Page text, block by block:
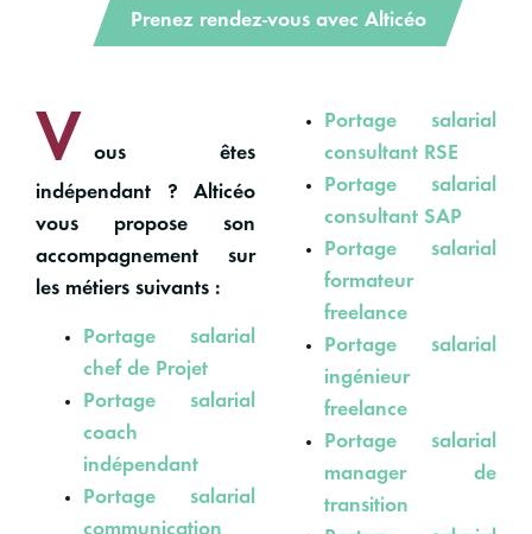
Prenez rendez-vous avec Alticéo
V
ous êtes
indépendant ? Alticéo
vous propose son
accompagnement sur
les métiers suivants :
Portage salarial
chef de Projet
Portage salarial
coach
indépendant
Portage salarial
Portage salarial
consultant RSE
Portage salarial
consultant SAP
Portage salarial
formateur
freelance
Portage salarial
ingénieur
freelance
Portage salarial
manager de
transition